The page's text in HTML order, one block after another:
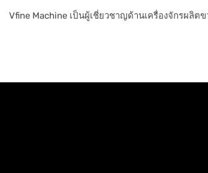
Vfine Machine เป็นผู้เชี่ยวชาญด้านเครื่องจักรผลิ